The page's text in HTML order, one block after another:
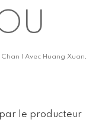
| Avec Huang Xuan,
par le producteur